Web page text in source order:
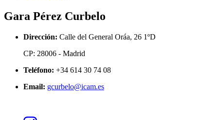
Gara Pérez Curbelo
Dirección: Calle del General Oráa, 26 1ºD
CP: 28006 - Madrid
Teléfono: +34 614 30 74 08
Email: gcurbelo@icam.es